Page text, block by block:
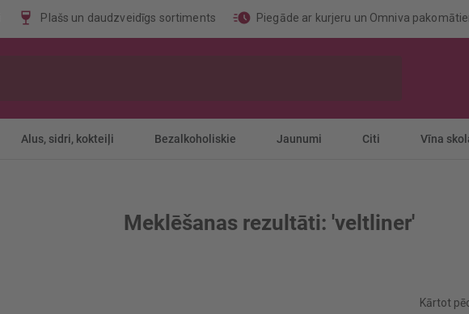
Plašs un daudzveidīgs sortiments Piegāde ar kurjeru un Omniva
Alus, sidri, kokteiļi Bezalkoholiskie Jaunumi Citi Vīna
Meklēšanas rezultāti: 'veltliner'
Kārtot